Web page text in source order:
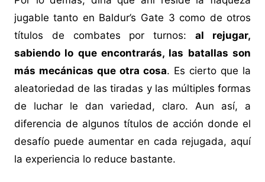
jugable tanto en Baldur’s Gate 3 como de otros
títulos de combates por turnos:al rejugar,
sabiendo lo que encontrarás, las batallas son
más mecánicas que otra cosa. Es cierto que la
aleatoriedad de las tiradas y las múltiples formas
de luchar le dan variedad, claro. Aun así, a
diferencia de algunos títulos de acción donde el
desafío puede aumentar en cada rejugada, aquí
la experiencia lo reduce bastante.